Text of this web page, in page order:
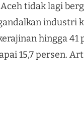
tidak lagi
industri
hingga 41
15,7 persen.